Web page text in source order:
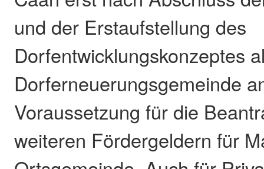
und der Erstaufstellung des
Dorfentwicklungskonzeptes
Dorferneuerungsgemeinde
Voraussetzung für die
weiteren Fördergeldern für